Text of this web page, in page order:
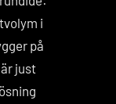
i
på
just